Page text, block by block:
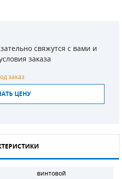
свяжутся с вами и
заказа
заказ
ЦЕНУ
винтовой